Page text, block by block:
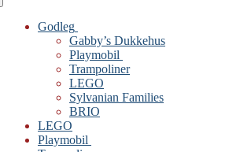
Godleg
Gabby’s Dukkehus
Playmobil
Trampoliner
LEGO
Sylvanian Families
BRIO
LEGO
Playmobil